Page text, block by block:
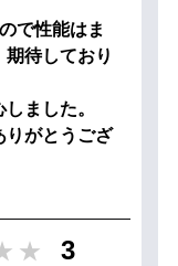
で性能はま
待しており
ました。
りがとうござ
3